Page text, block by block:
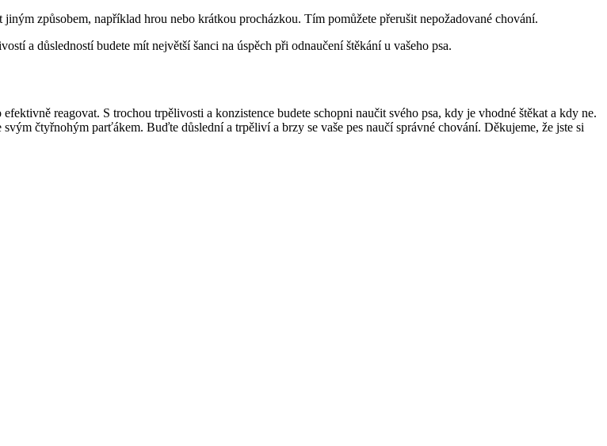
jiným způsobem, například hrou nebo krátkou procházkou. Tím pomůžete přerušit nepožadované chování.
a důsledností budete mít největší šanci na úspěch při odnaučení štěkání u vašeho psa.
reagovat. S trochou trpělivosti a konzistence budete schopni naučit svého psa, kdy je vhodné štěkat a kdy ne.
čtyřnohým parťákem. Buďte důslední a trpěliví a brzy se vaše pes naučí správné chování. Děkujeme, že jste si